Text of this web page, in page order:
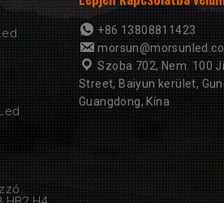
+86 13808811423
Szoba 702, Nem. 100
Street, Baiyun kerület,
Guangdong, Kína